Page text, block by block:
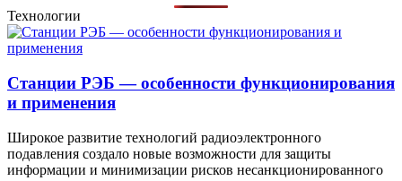
Технологии
Станции РЭБ — особенности функционирования
и применения
Широкое развитие технологий радиоэлектронного
подавления создало новые возможности для защиты
информации и минимизации рисков несанкционированного